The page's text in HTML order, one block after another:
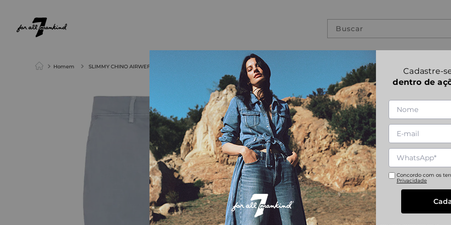
Buscar
Homem SLIMMY CHINO AIRWEFT TWILL COLDGIN
1|1 SLIMMY
Referência JSU3C760CG
28 30 31
Cadastre-
dentro de
Concordo com os
Privacidade